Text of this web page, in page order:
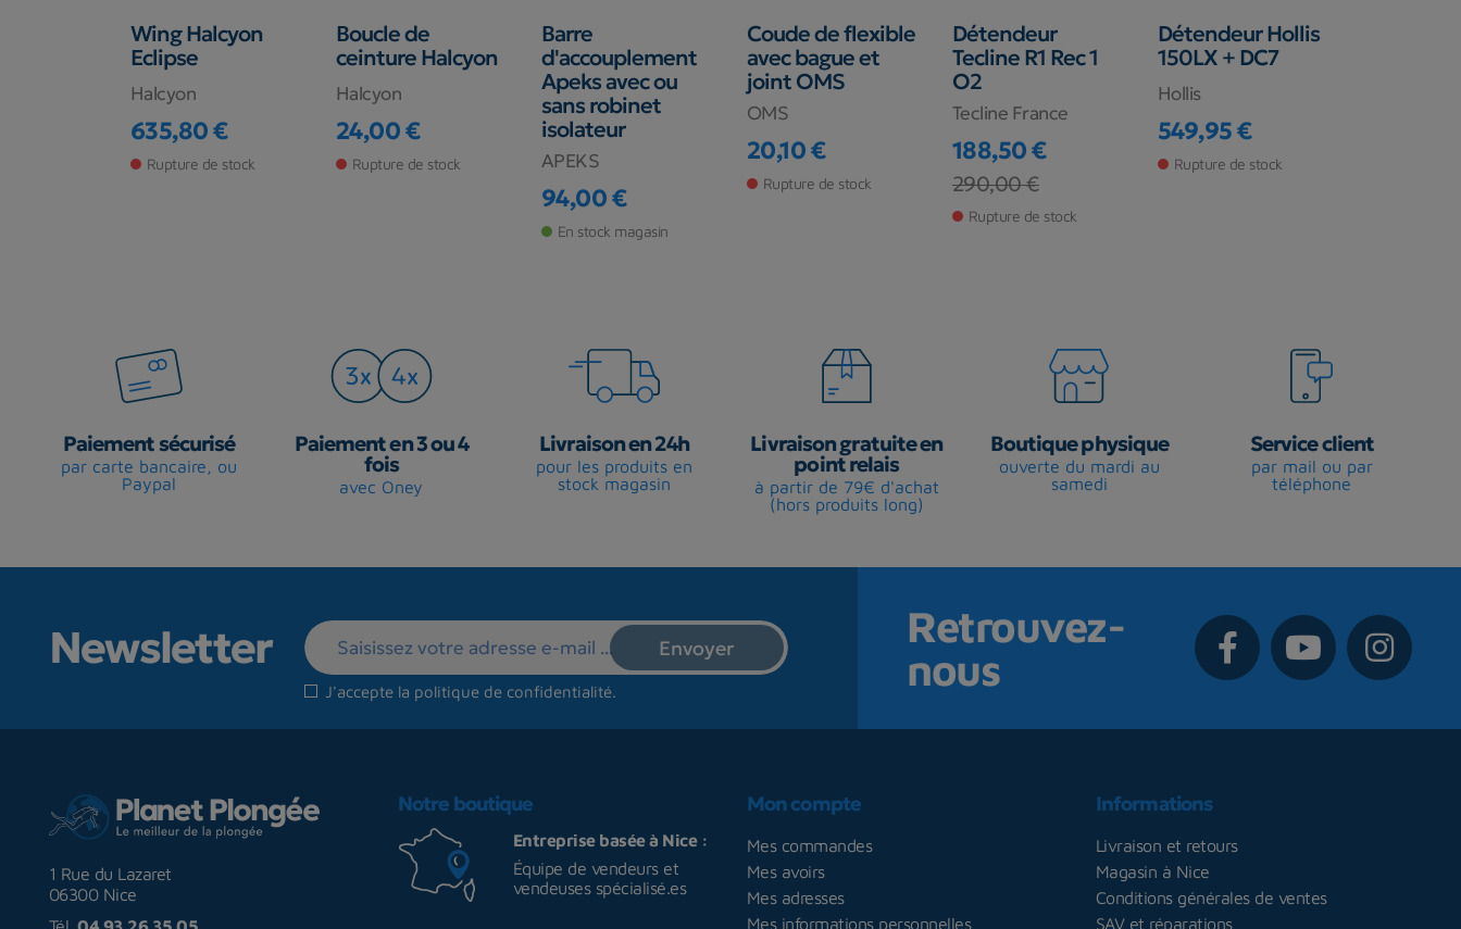
Wing Halcyon
Eclipse
Halcyon
Prix
635,80 €
Rupture de stock
Boucle de
ceinture Halcyon
Halcyon
Prix
24,00 €
Rupture de stock
Barre
d'accouplement
Apeks avec ou
sans robinet
isolateur
APEKS
Prix
94,00 €
En stock magasin
Coude de flexible
avec bague et
joint OMS
OMS
Prix
20,10 €
Rupture de stock
Détendeur
Tecline R1 Rec 1
O2
Tecline France
Prix
188,50 €
Prix de base
290,00 €
Rupture de stock
Détendeur Hollis
150LX + DC7
Hollis
Prix
549,95 €
Rupture de stock
Paiement sécurisé
par carte bancaire, ou
Paypal
Paiement en 3 ou 4
fois
avec Oney
Livraison en 24h
pour les produits en
stock magasin
Livraison gratuite en
point relais
à partir de 79€ d'achat
(hors produits long)
Boutique physique
ouverte du mardi au
samedi
Service client
par mail ou par
téléphone
Newsletter
J'accepte la politique de confidentialité.
Retrouvez-
nous
1 Rue du Lazaret
06300 Nice
Notre boutique
Entreprise basée à Nice :
Équipe de vendeurs et
vendeuses spécialisé.es
Mon compte
Mes commandes
Mes avoirs
Mes adresses
Mes informations personnelles
Informations
Livraison et retours
Magasin à Nice
Conditions générales de ventes
SAV et réparations